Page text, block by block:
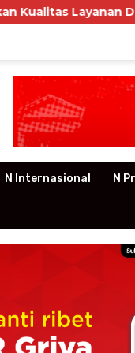
Digital, JakOne
N Internasional N